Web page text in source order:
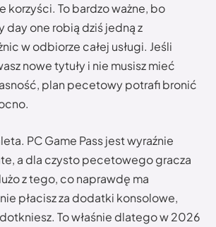
korzyści. To bardzo ważne, bo
day one robią dziś jedną z
w odbiorze całej usługi. Jeśli
nowe tytuły i nie musisz mieć
plan pecetowy potrafi bronić
PC Game Pass jest wyraźnie
a dla czysto pecetowego gracza
z tego, co naprawdę ma
płacisz za dodatki konsolowe,
To właśnie dlatego w 2026